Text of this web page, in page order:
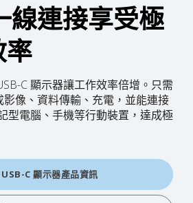
線連接享受極
率
C 顯示器讓工作效率倍增。只需
像、資料傳輸、充電，並能連接
型電腦、手機等行動裝置，達成極
C 顯示器產品資訊